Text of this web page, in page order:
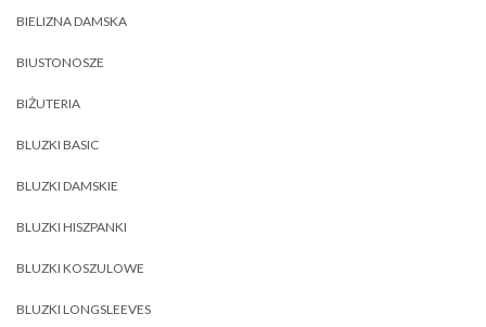
BIELIZNA DAMSKA
BIUSTONOSZE
BIŻUTERIA
BLUZKI BASIC
BLUZKI DAMSKIE
BLUZKI HISZPANKI
BLUZKI KOSZULOWE
BLUZKI LONGSLEEVES